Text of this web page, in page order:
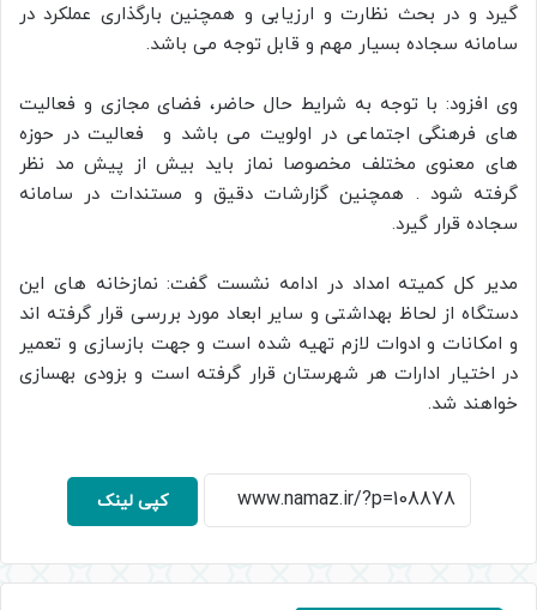
گیرد و در بحث نظارت و ارزیابی و همچنین بارگذاری عملکرد در
سامانه سجاده بسیار مهم و قابل توجه می باشد.
وی افزود: با توجه به شرایط حال حاضر، فضای مجازی و فعالیت
های فرهنگی اجتماعی در اولویت می باشد و فعالیت در حوزه
های معنوی مختلف مخصوصا نماز باید بیش از پیش مد نظر
گرفته شود . همچنین گزارشات دقیق و مستندات در سامانه
سجاده قرار گیرد.
مدیر کل کمیته امداد در ادامه نشست گفت: نمازخانه های این
دستگاه از لحاظ بهداشتی و سایر ابعاد مورد بررسی قرار گرفته اند
و امکانات و ادوات لازم تهیه شده است و جهت بازسازی و تعمیر
در اختیار ادارات هر شهرستان قرار گرفته است و بزودی بهسازی
خواهند شد.
کپی لینک